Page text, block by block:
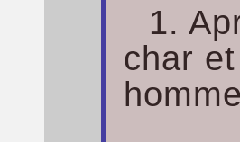
1.
char